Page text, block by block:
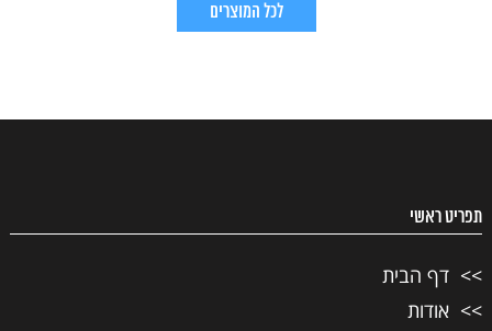
לכל המוצרים
תפריט ראשי
דף הבית
אודות